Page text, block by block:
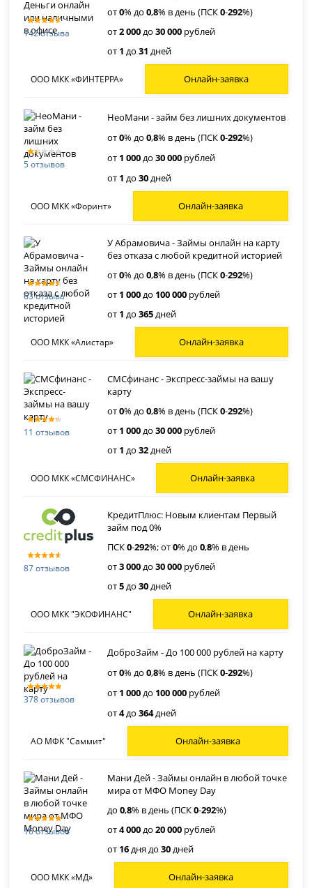
142 отзыва
от0% до0,8% в день (ПСК0-292%)
от2 000до30 000 рублей
от 1 до31 дней
ООО МКК «ФИНТЕРРА» Онлайн-заявка
5 отзывов
НеоМани - займ без лишних документов
от0% до0,8% в день (ПСК0-292%)
от 1 000до30 000 рублей
от 1 до30дней
ООО МКК «Форинт» Онлайн-заявка
63 отзыва
У Абрамовича - Займы онлайн на карту
без отказа с любой кредитной историей
от0% до0,8% в день (ПСК0-292%)
от 1 000до 100 000 рублей
от 1 до365дней
ООО МКК «Алистар» Онлайн-заявка
11 отзывов
СМСфинанс - Экспресс-займы на вашу
карту
от0% до0,8% в день (ПСК0-292%)
от 1 000до30 000 рублей
от 1 до32дней
ООО МКК «СМСФИНАНС» Онлайн-заявка
87 отзывов
КредитПлюс: Новым клиентам Первый
займ под 0%
ПСК0-292%; от0% до0,8% в день
от3 000до30 000 рублей
от5до30дней
ООО МКК "ЭКОФИНАНС" Онлайн-заявка
378 отзывов
ДоброЗайм - До 100 000 рублей на карту
от0% до0,8% в день (ПСК0-292%)
от 1 000до 100 000 рублей
от4до364дней
АО МФК "Саммит" Онлайн-заявка
16 отзывов
Мани Дей - Займы онлайн в любой точке
мира от МФО Money Day
до0,8% в день (ПСК0-292%)
от4 000до20 000 рублей
от 16дня до30дней
ООО МКК «МД» Онлайн-заявка